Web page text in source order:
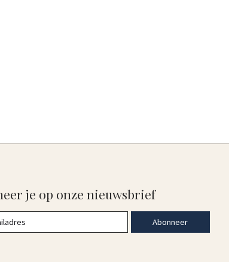
je op onze nieuwsbrief
Abonneer